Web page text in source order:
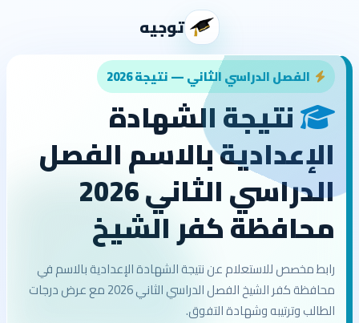
توجيه
الفصل الدراسي الثاني — نتيجة 2026
نتيجة الشهادة
الإعدادية بالاسم الفصل
الدراسي الثاني 2026
محافظة كفر الشيخ
رابط مخصص للاستعلام عن نتيجة الشهادة الإعدادية بالاسم في
محافظة كفر الشيخ الفصل الدراسي الثاني 2026 مع عرض درجات
الطالب وترتيبه وشهادة التفوق.